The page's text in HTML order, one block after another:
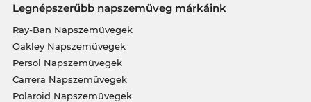
Legnépszerűbb napszemüveg márkáink
Ray-Ban Napszemüvegek
Oakley Napszemüvegek
Persol Napszemüvegek
Carrera Napszemüvegek
Polaroid Napszemüvegek